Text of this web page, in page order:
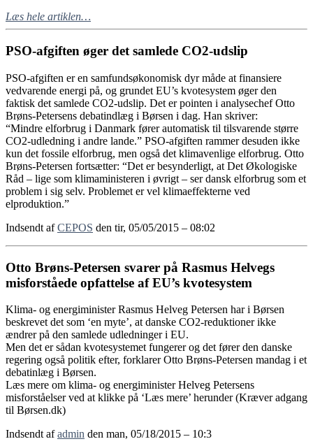
Læs hele artiklen…
PSO-afgiften øger det samlede CO2-udslip
PSO-afgiften er en samfundsøkonomisk dyr måde at finansiere
vedvarende energi på, og grundet EU’s kvotesystem øger den
faktisk det samlede CO2-udslip. Det er pointen i analysechef Otto
Brøns-Petersens debatindlæg i Børsen i dag. Han skriver:
“Mindre elforbrug i Danmark fører automatisk til tilsvarende større
CO2-udledning i andre lande.” PSO-afgiften rammer desuden ikke
kun det fossile elforbrug, men også det klimavenlige elforbrug. Otto
Brøns-Petersen fortsætter: “Det er besynderligt, at Det Økologiske
Råd – lige som klimaministeren i øvrigt – ser dansk elforbrug som et
problem i sig selv. Problemet er vel klimaeffekterne ved
elproduktion.”
Indsendt afCEPOS den tir, 05/05/2015 – 08:02
Otto Brøns-Petersen svarer på Rasmus Helvegs
misforståede opfattelse af EU’s kvotesystem
Klima- og energiminister Rasmus Helveg Petersen har i Børsen
beskrevet det som ‘en myte’, at danske CO2-reduktioner ikke
ændrer på den samlede udledninger i EU.
Men det er sådan kvotesystemet fungerer og det fører den danske
regering også politik efter, forklarer Otto Brøns-Petersen mandag i et
debatinlæg i Børsen.
Læs mere om klima- og energiminister Helveg Petersens
misforståelser ved at klikke på ‘Læs mere’ herunder (Kræver adgang
til Børsen.dk)
Indsendt afadmin den man, 05/18/2015 – 10:3